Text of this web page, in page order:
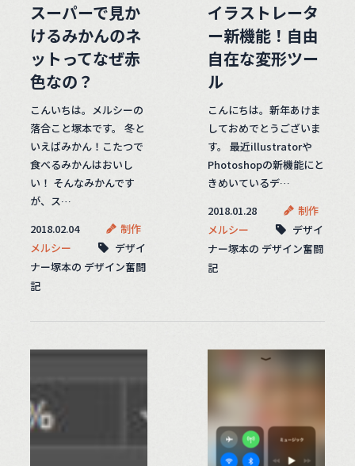
スーパーで見か
けるみかんのネ
ットってなぜ赤
色なの？
こんいちは。メルシーの
落合こと塚本です。 冬と
いえばみかん！こたつで
食べるみかんはおいし
い！ そんなみかんです
が、ス…
2018.02.04
制作
メルシー
デザイ
ナー塚本の デザイン奮闘
記
イラストレータ
ー新機能！自由
自在な変形ツー
ル
こんにちは。新年あけま
しておめでとうございま
す。 最近illustratorや
Photoshopの新機能にと
きめいているデ…
2018.01.28
制作
メルシー
デザイ
ナー塚本の デザイン奮闘
記